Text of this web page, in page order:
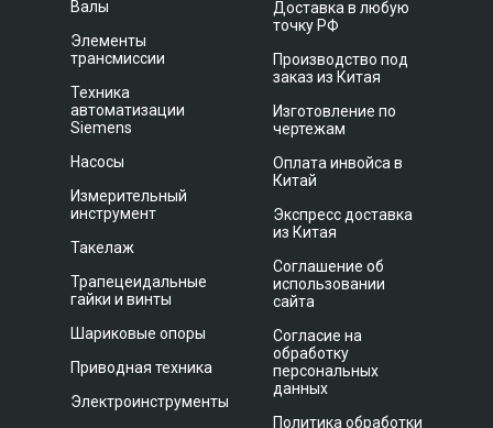
Валы
Элементы
трансмиссии
Техника
автоматизации
Siemens
Насосы
Измерительный
инструмент
Такелаж
Трапецеидальные
гайки и винты
Шариковые опоры
Приводная техника
Электроинструменты
Доставка в любую
точку РФ
Производство под
заказ из Китая
Изготовление по
чертежам
Оплата инвойса в
Китай
Экспресс доставка
из Китая
Соглашение об
использовании
сайта
Согласие на
обработку
персональных
данных
Политика обработки